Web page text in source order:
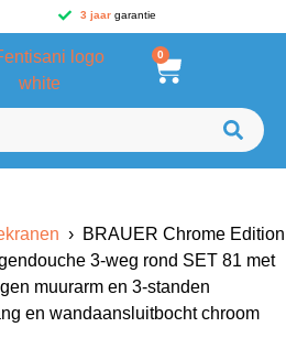
3 jaargarantie
0
› BRAUER Chrome Edition
3-weg rond SET 81 met
muurarm en 3-standen
en wandaansluitbocht chroom